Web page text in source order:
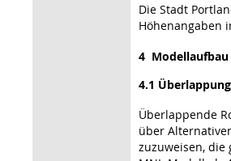
Die Stadt
Höhenangaben
4 Modellaufbau
4.1
Überlappende
über
zuzuweisen, die